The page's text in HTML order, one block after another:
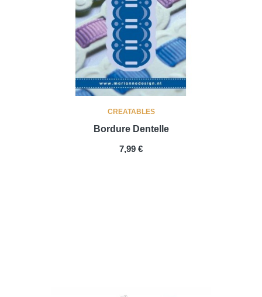
CREATABLES
Bordure Dentelle
PRIX
7,99 €